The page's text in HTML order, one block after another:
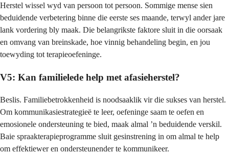
Herstel wissel wyd van persoon tot persoon. Sommige mense sien
beduidende verbetering binne die eerste ses maande, terwyl ander jare
lank vordering bly maak. Die belangrikste faktore sluit in die oorsaak
en omvang van breinskade, hoe vinnig behandeling begin, en jou
toewyding tot terapieoefeninge.
V5: Kan familielede help met afasieherstel?
Beslis. Familiebetrokkenheid is noodsaaklik vir die sukses van herstel.
Om kommunikasiestrategieë te leer, oefeninge saam te oefen en
emosionele ondersteuning te bied, maak almal ’n beduidende verskil.
Baie spraakterapieprogramme sluit gesinstrening in om almal te help
om effektiewer en ondersteunender te kommunikeer.